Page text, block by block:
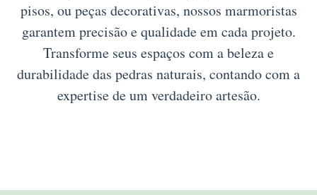
pisos, ou peças decorativas, nossos marmoristas
garantem precisão e qualidade em cada projeto.
Transforme seus espaços com a beleza e
durabilidade das pedras naturais, contando com a
expertise de um verdadeiro artesão.